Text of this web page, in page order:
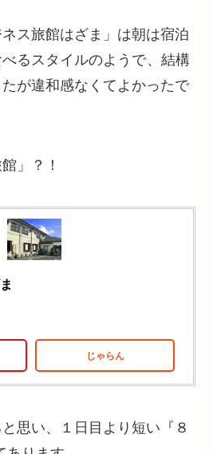
ス旅館はざま」は朝は宿泊
るスタイルのようで、結構
が違和感なくてよかったで
」？！
じゃらん
思い、１日目より短い『８